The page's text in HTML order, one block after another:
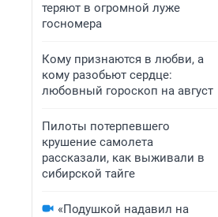
теряют в огромной луже
госномера
Кому признаются в любви, а
кому разобьют сердце:
любовный гороскоп на август
Пилоты потерпевшего
крушение самолета
рассказали, как выживали в
сибирской тайге
«Подушкой надавил на